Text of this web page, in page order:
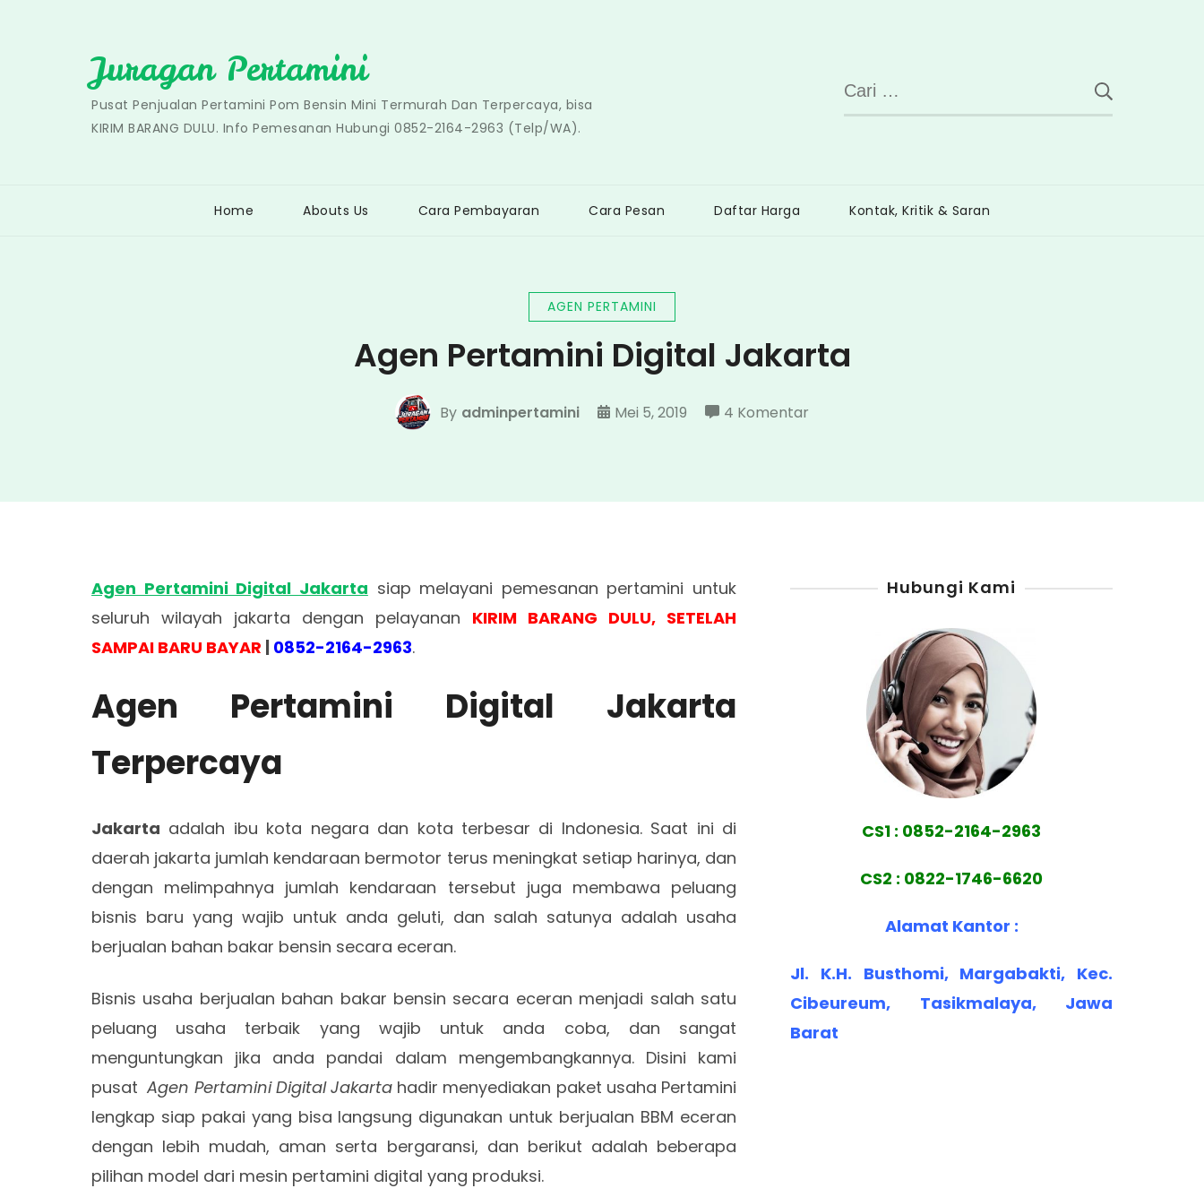
Juragan Pertamini
Pusat Penjualan Pertamini Pom Bensin Mini Termurah Dan Terpercaya, bisa
KIRIM BARANG DULU. Info Pemesanan Hubungi 0852-2164-2963 (Telp/WA).
Cari
untuk:
Home Abouts Us Cara Pembayaran Cara Pesan Daftar Harga Kontak, Kritik & Saran
AGEN PERTAMINI
Agen Pertamini Digital Jakarta
By adminpertamini Mei 5, 2019 4 Komentarpada
Agen Pertamini Digital Jakarta siap melayani pemesanan pertamini untuk
seluruh wilayah jakarta dengan pelayanan KIRIM BARANG DULU, SETELAH
SAMPAI BARU BAYAR | 0852-2164-2963.
Agen Pertamini Digital Jakarta
Terpercaya
Jakarta adalah ibu kota negara dan kota terbesar di Indonesia. Saat ini di
daerah jakarta jumlah kendaraan bermotor terus meningkat setiap harinya, dan
dengan melimpahnya jumlah kendaraan tersebut juga membawa peluang
bisnis baru yang wajib untuk anda geluti, dan salah satunya adalah usaha
berjualan bahan bakar bensin secara eceran.
Bisnis usaha berjualan bahan bakar bensin secara eceran menjadi salah satu
peluang usaha terbaik yang wajib untuk anda coba, dan sangat
menguntungkan jika anda pandai dalam mengembangkannya. Disini kami
pusatAgen Pertamini Digital Jakarta hadir menyediakan paket usaha Pertamini
lengkap siap pakai yang bisa langsung digunakan untuk berjualan BBM eceran
dengan lebih mudah, aman serta bergaransi, dan berikut adalah beberapa
pilihan model dari mesin pertamini digital yang produksi.
Hubungi Kami
CS1 : 0852-2164-2963
CS2 : 0822-1746-6620
Alamat Kantor :
Jl. K.H. Busthomi, Margabakti, Kec.
Cibeureum, Tasikmalaya, Jawa
Barat